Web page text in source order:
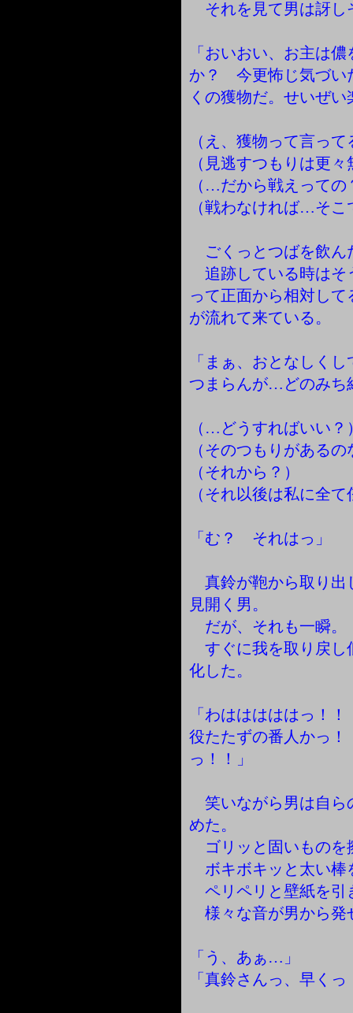
それを見て男は訝し
「おいおい、お主は
か？ 今更怖じ気づい
くの獲物だ。せいぜ
（え、獲物って言っ
（見逃すつもりは更
（…だから戦えっての
（戦わなければ…そこ
ごくっとつばを飲ん
追跡している時はそ
って正面から相対し
が流れて来ている。
「まぁ、おとなしく
つまらんが…どのみち
（…どうすればいい？
（そのつもりがある
（それから？）
（それ以後は私に全
「む？ それはっ」
真鈴が鞄から取り出
見開く男。
だが、それも一瞬。
すぐに我を取り戻し
化した。
「わはははははっ！
役たたずの番人かっ
っ！！」
笑いながら男は自ら
めた。
ゴリッと固いものを
ボキボキッと太い棒
ペリペリと壁紙を引
様々な音が男から発
「う、あぁ…」
「真鈴さんっ、早くっ